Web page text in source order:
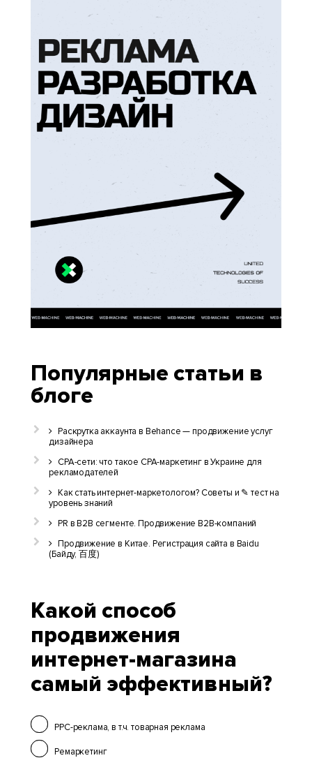
Популярные статьи в
блоге
Раскрутка аккаунта в Behance — продвижение услуг
дизайнера
CPA-сети: что такое CPA-маркетинг в Украине для
рекламодателей
Как стать интернет-маркетологом? Советы и ✎ тест на
уровень знаний
PR в B2B сегменте. Продвижение B2B-компаний
Продвижение в Китае. Регистрация сайта в Baidu
(Байду, 百度)
Какой способ
продвижения
интернет-магазина
самый эффективный?
PPC-реклама, в т.ч. товарная реклама
Ремаркетинг